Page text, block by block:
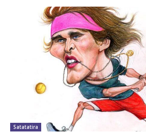
Satatatira